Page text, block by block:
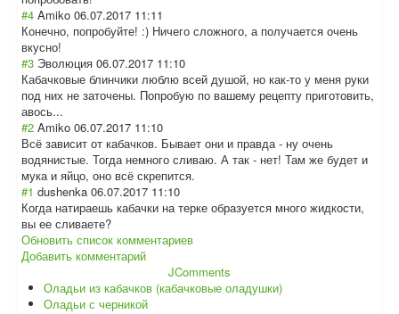
#4 Amiko 06.07.2017 11:11
Конечно, попробуйте! :) Ничего сложного, а получается очень
вкусно!
#3 Эволюция 06.07.2017 11:10
Кабачковые блинчики люблю всей душой, но как-то у меня руки
под них не заточены. Попробую по вашему рецепту приготовить,
авось...
#2 Amiko 06.07.2017 11:10
Всё зависит от кабачков. Бывает они и правда - ну очень
водянистые. Тогда немного сливаю. А так - нет! Там же будет и
мука и яйцо, оно всё скрепится.
#1 dushenka 06.07.2017 11:10
Когда натираешь кабачки на терке образуется много жидкости,
вы ее сливаете?
Обновить список комментариев
Добавить комментарий
JComments
Оладьи из кабачков (кабачковые оладушки)
Оладьи с черникой